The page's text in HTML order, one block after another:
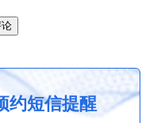
约短信提醒